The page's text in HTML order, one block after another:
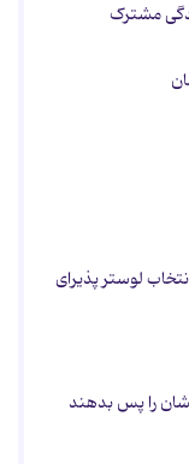
مشترک
لوستر پذیرای